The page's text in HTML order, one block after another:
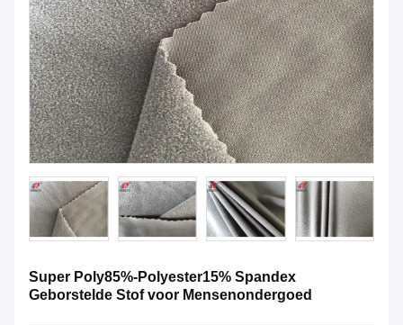
Super Poly85%-Polyester15% Spandex
Geborstelde Stof voor Mensenondergoed